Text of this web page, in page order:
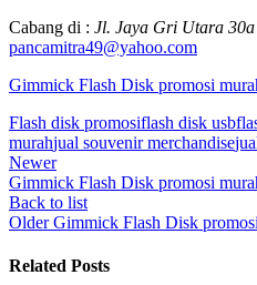
Cabang di : Jl. Jaya Gri Utara
pancamitra49@yahoo.com
Gimmick Flash Disk promosi
Flash disk promosiflash disk usb
murahjual souvenir merchandise
Newer
Gimmick Flash Disk promosi
Back to list
Older Gimmick Flash Disk
Related Posts